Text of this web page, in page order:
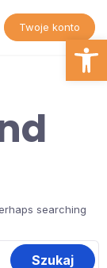
Twoje konto
searching